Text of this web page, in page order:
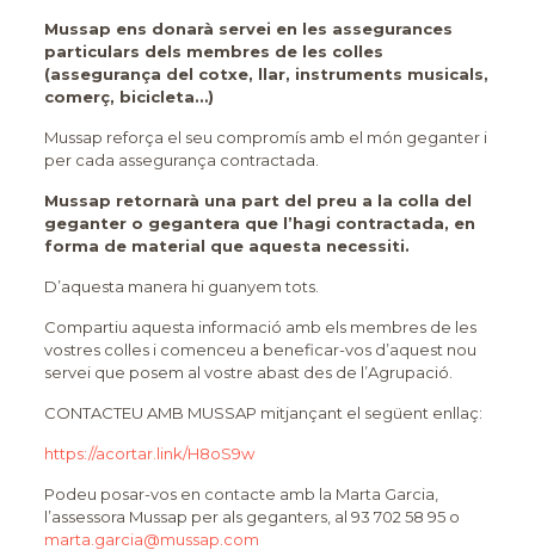
Mussap ens donarà servei en les assegurances
particulars dels membres de les colles
(assegurança del cotxe, llar, instruments musicals,
comerç, bicicleta…)
Mussap reforça el seu compromís amb el món geganter i
per cada assegurança contractada.
Mussap retornarà una part del preu a la colla del
geganter o gegantera que l’hagi contractada, en
forma de material que aquesta necessiti.
D’aquesta manera hi guanyem tots.
Compartiu aquesta informació amb els membres de les
vostres colles i comenceu a beneficar-vos d’aquest nou
servei que posem al vostre abast des de l’Agrupació.
CONTACTEU AMB MUSSAP mitjançant el següent enllaç:
https://acortar.link/H8oS9w
Podeu posar-vos en contacte amb la Marta Garcia,
l’assessora Mussap per als geganters, al 93 702 58 95 o
marta.garcia@mussap.com